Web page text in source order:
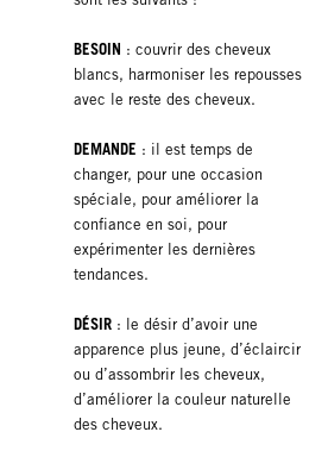
BESOIN : couvrir des cheveux
blancs, harmoniser les repousses
avec le reste des cheveux.
DEMANDE : il est temps de
changer, pour une occasion
spéciale, pour améliorer la
confiance en soi, pour
expérimenter les dernières
tendances.
DÉSIR : le désir d’avoir une
apparence plus jeune, d’éclaircir
ou d’assombrir les cheveux,
d’améliorer la couleur naturelle
des cheveux.